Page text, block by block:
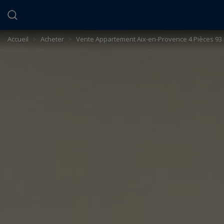
Accueil > Acheter > Vente Appartement Aix-en-Provence 4 Pièces 93